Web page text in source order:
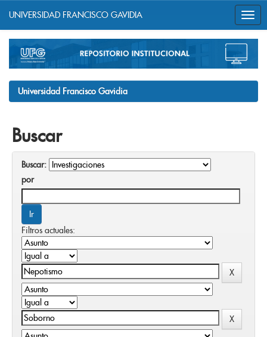
navigation
UNIVERSIDAD FRANCISCO GAVIDIA
Universidad Francisco Gavidia
Buscar
Buscar:
por
Filtros actuales: